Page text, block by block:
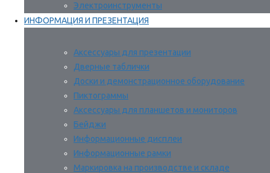
Электроинструменты
ИНФОРМАЦИЯ И ПРЕЗЕНТАЦИЯ
Аксессуары для презентации
Дверные таблички
Доски и демонстрационное оборудование
Пиктограммы
Аксессуары для планшетов и мониторов
Бейджи
Информационные дисплеи
Информационные рамки
Маркировка на производстве и складе